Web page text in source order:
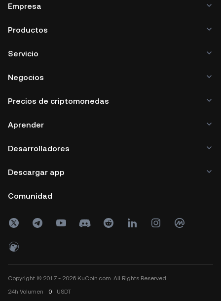
Empresa
Productos
Servicio
Negocios
Precios de criptomonedas
Aprender
Desarrolladores
Descargar app
Comunidad
Copyright © 2017 - 2026 KuCoin.com. All Rights Reserved.
24h Volumen 0 USDT